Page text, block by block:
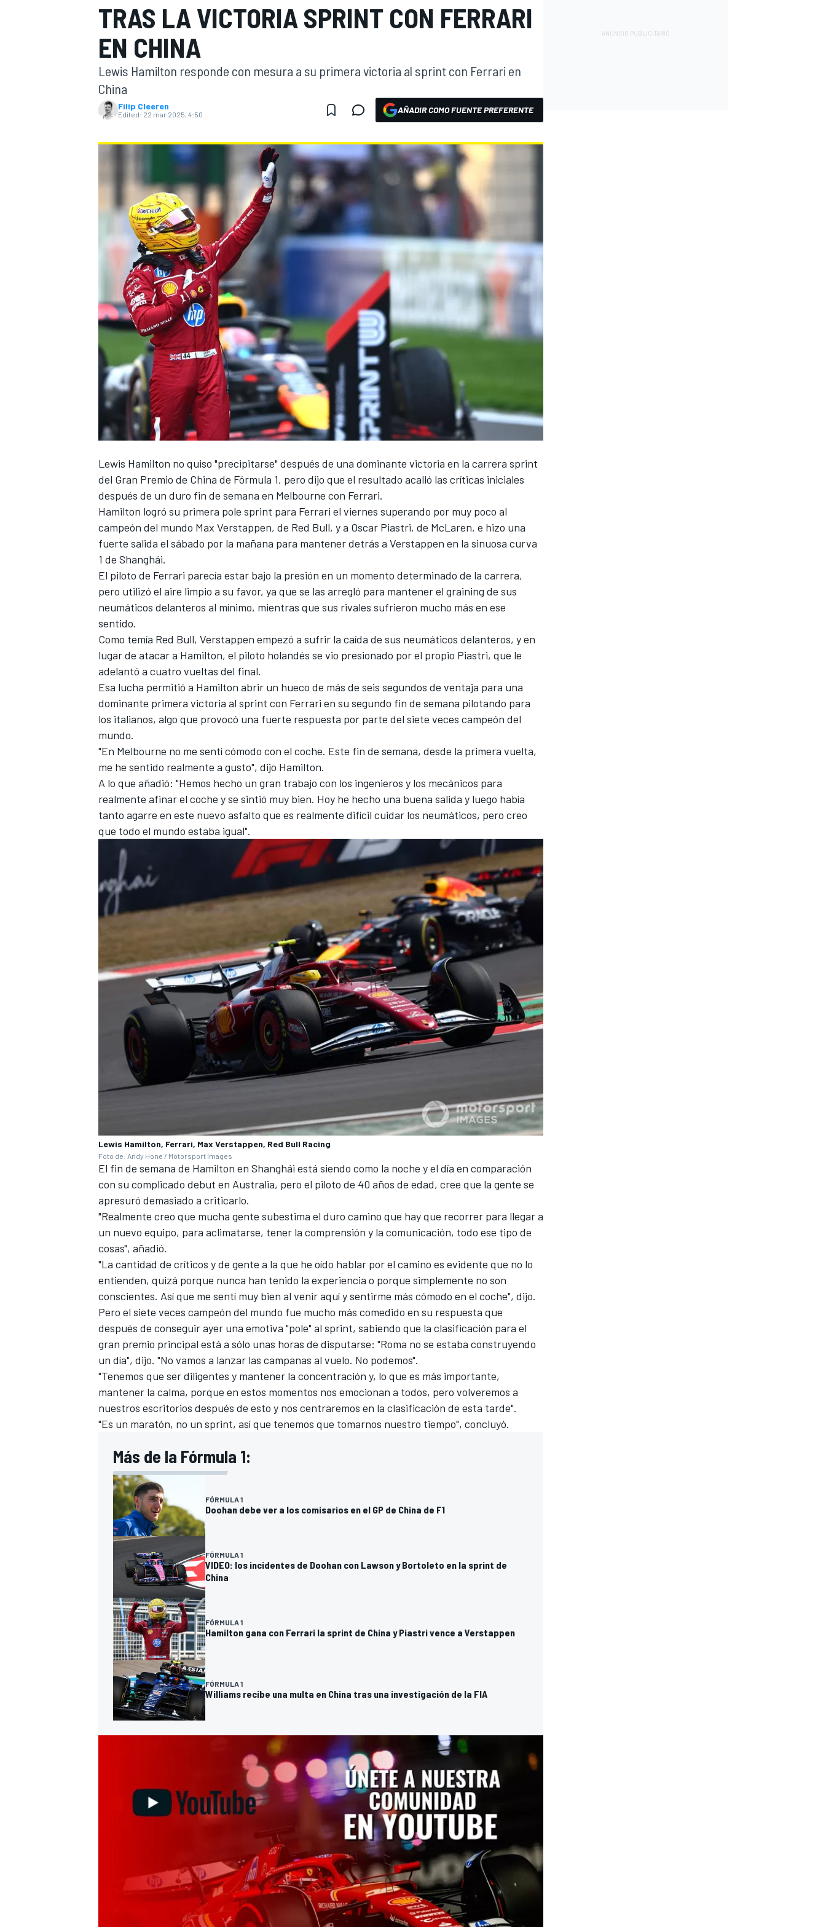
FÓRMULA E MOTO
TRAS LA VICTORIA SPRINT CON FERRARI
EN CHINA
Lewis Hamilton responde con mesura a su primera victoria al sprint con Ferrari en
China
Filip Cleeren
Edited: 22 mar 2025, 4:50 AÑADIR COMO FUENTE PREFERENTE
Lewis Hamilton no quiso "precipitarse" después de una dominante victoria en la carrera sprint
del Gran Premio de China de Fórmula 1, pero dijo que el resultado acalló las críticas iniciales
después de un duro fin de semana en Melbourne con Ferrari.
Hamilton logró su primera pole sprint para Ferrari el viernes superando por muy poco al
campeón del mundo Max Verstappen, de Red Bull, y a Oscar Piastri, de McLaren, e hizo una
fuerte salida el sábado por la mañana para mantener detrás a Verstappen en la sinuosa curva
1 de Shanghái.
El piloto de Ferrari parecía estar bajo la presión en un momento determinado de la carrera,
pero utilizó el aire limpio a su favor, ya que se las arregló para mantener el graining de sus
neumáticos delanteros al mínimo, mientras que sus rivales sufrieron mucho más en ese
sentido.
Como temía Red Bull, Verstappen empezó a sufrir la caída de sus neumáticos delanteros, y en
lugar de atacar a Hamilton, el piloto holandés se vio presionado por el propio Piastri, que le
adelantó a cuatro vueltas del final.
Esa lucha permitió a Hamilton abrir un hueco de más de seis segundos de ventaja para una
dominante primera victoria al sprint con Ferrari en su segundo fin de semana pilotando para
los italianos, algo que provocó una fuerte respuesta por parte del siete veces campeón del
mundo.
"En Melbourne no me sentí cómodo con el coche. Este fin de semana, desde la primera vuelta,
me he sentido realmente a gusto", dijo Hamilton.
A lo que añadió: "Hemos hecho un gran trabajo con los ingenieros y los mecánicos para
realmente afinar el coche y se sintió muy bien. Hoy he hecho una buena salida y luego había
tanto agarre en este nuevo asfalto que es realmente difícil cuidar los neumáticos, pero creo
que todo el mundo estaba igual".
Lewis Hamilton, Ferrari, Max Verstappen, Red Bull Racing
Foto de: Andy Hone / Motorsport Images
El fin de semana de Hamilton en Shanghái está siendo como la noche y el día en comparación
con su complicado debut en Australia, pero el piloto de 40 años de edad, cree que la gente se
apresuró demasiado a criticarlo.
"Realmente creo que mucha gente subestima el duro camino que hay que recorrer para llegar a
un nuevo equipo, para aclimatarse, tener la comprensión y la comunicación, todo ese tipo de
cosas", añadió.
"La cantidad de críticos y de gente a la que he oído hablar por el camino es evidente que no lo
entienden, quizá porque nunca han tenido la experiencia o porque simplemente no son
conscientes. Así que me sentí muy bien al venir aquí y sentirme más cómodo en el coche", dijo.
Pero el siete veces campeón del mundo fue mucho más comedido en su respuesta que
después de conseguir ayer una emotiva "pole" al sprint, sabiendo que la clasificación para el
gran premio principal está a sólo unas horas de disputarse: "Roma no se estaba construyendo
un día", dijo. "No vamos a lanzar las campanas al vuelo. No podemos".
"Tenemos que ser diligentes y mantener la concentración y, lo que es más importante,
mantener la calma, porque en estos momentos nos emocionan a todos, pero volveremos a
nuestros escritorios después de esto y nos centraremos en la clasificación de esta tarde".
"Es un maratón, no un sprint, así que tenemos que tomarnos nuestro tiempo", concluyó.
Más de la Fórmula 1:
FÓRMULA 1
Doohan debe ver a los comisarios en el GP de China de F1
FÓRMULA 1
VIDEO: los incidentes de Doohan con Lawson y Bortoleto en la sprint de
China
FÓRMULA 1
Hamilton gana con Ferrari la sprint de China y Piastri vence a Verstappen
FÓRMULA 1
Williams recibe una multa en China tras una investigación de la FIA